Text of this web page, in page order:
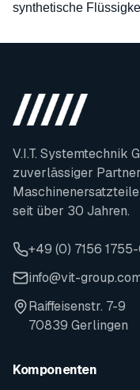
synthetische
V.I.T. Systemtechnik
zuverlässiger
seit über 30 Jahren.
+49 (0) 7156
info@vit-
Raiffeisenstr. 7-9
70839 Gerlingen
Komponenten